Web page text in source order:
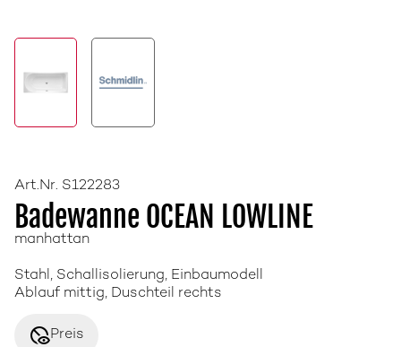
Art.Nr. S122283
Badewanne OCEAN LOWLINE
manhattan
Stahl, Schallisolierung, Einbaumodell
Ablauf mittig, Duschteil rechts
disabled_visiblePreis